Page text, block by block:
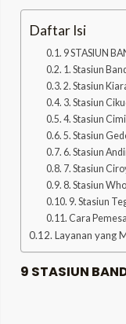
Daftar Isi
9 STASIUN
1. Stasiun
2. Stasiun
3. Stasiun
4. Stasiun
5. Stasiun
6. Stasiun
7. Stasiun
8. Stasiun
9. Stasiun
Cara
Layanan yang
9 STASIUN